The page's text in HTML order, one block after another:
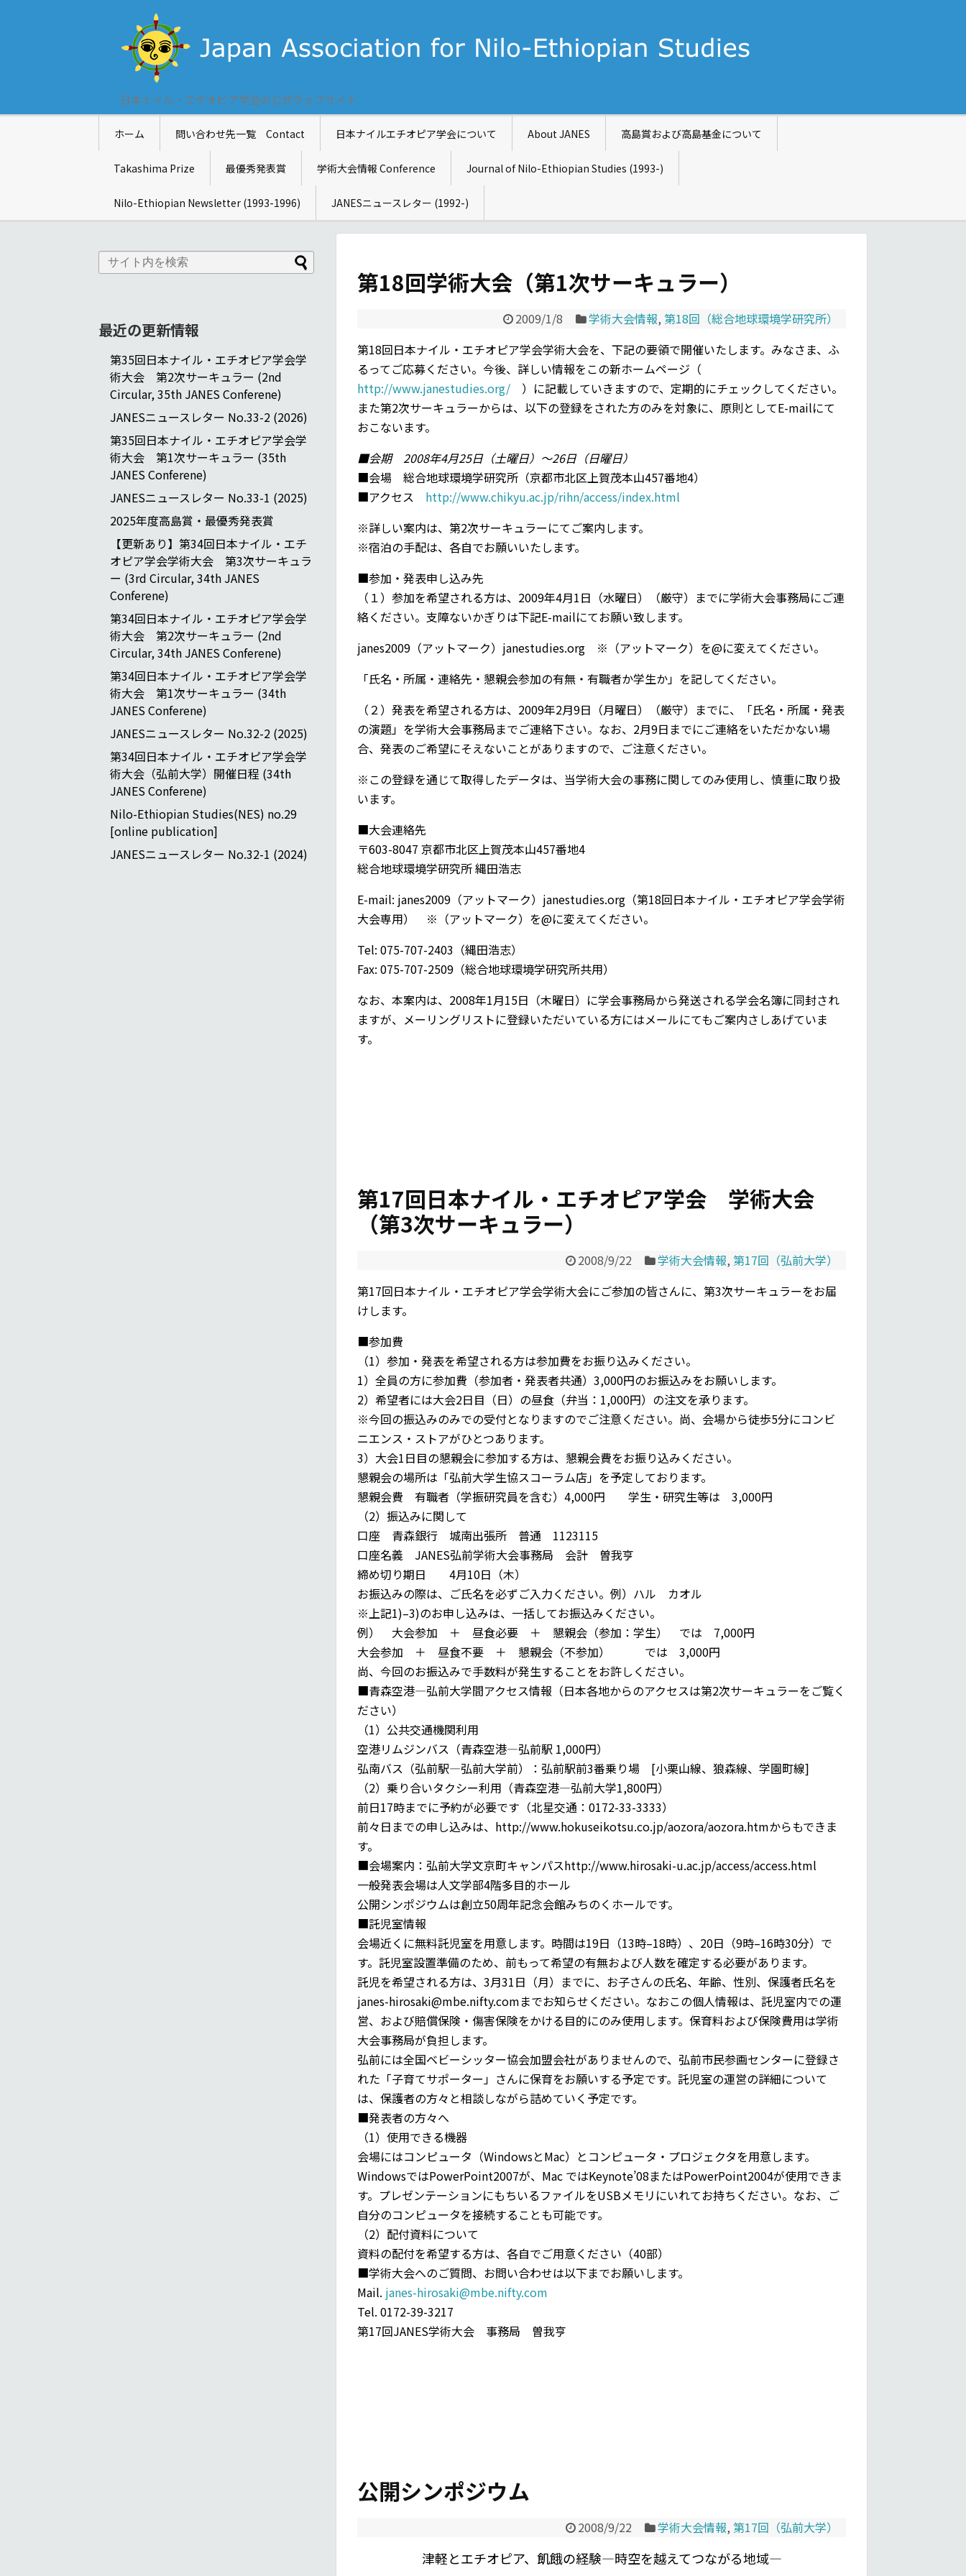
日本ナイル・エチオピア学会の公式ウェブサイト
ホーム 問い合わせ先一覧 Contact 日本ナイルエチオピア学会について About JANES 高島賞および高島基金について
Takashima Prize 最優秀発表賞 学術大会情報 Conference Journal of Nilo-Ethiopian Studies (1993-)
Nilo-Ethiopian Newsletter (1993-1996) JANESニュースレター (1992-)
第18回学術大会（第1次サーキュラー）
2009/1/8 学術大会情報, 第18回（総合地球環境学研究所）
第18回日本ナイル・エチオピア学会学術大会を、下記の要領で開催いたします。みなさま、ふ
るってご応募ください。今後、詳しい情報をこの新ホームページ（
http://www.janestudies.org/ ）に記載していきますので、定期的にチェックしてください。
また第2次サーキュラーからは、以下の登録をされた方のみを対象に、原則としてE-mailにて
おこないます。
■会期 2008年4月25日（土曜日）〜26日（日曜日）
■会場 総合地球環境学研究所（京都市北区上賀茂本山457番地4）
■アクセス http://www.chikyu.ac.jp/rihn/access/index.html
※詳しい案内は、第2次サーキュラーにてご案内します。
※宿泊の手配は、各自でお願いいたします。
■参加・発表申し込み先
（１）参加を希望される方は、2009年4月1日（水曜日）（厳守）までに学術大会事務局にご連
絡ください。支障ないかぎりは下記E-mailにてお願い致します。
janes2009（アットマーク）janestudies.org ※（アットマーク）を@に変えてください。
「氏名・所属・連絡先・懇親会参加の有無・有職者か学生か」を記してください。
（２）発表を希望される方は、2009年2月9日（月曜日）（厳守）までに、「氏名・所属・発表
の演題」を学術大会事務局までご連絡下さい。なお、2月9日までにご連絡をいただかない場
合、発表のご希望にそえないことがありますので、ご注意ください。
※この登録を通じて取得したデータは、当学術大会の事務に関してのみ使用し、慎重に取り扱
います。
■大会連絡先
〒603-8047 京都市北区上賀茂本山457番地4
総合地球環境学研究所 縄田浩志
E-mail: janes2009（アットマーク）janestudies.org（第18回日本ナイル・エチオピア学会学術
大会専用） ※（アットマーク）を@に変えてください。
Tel: 075-707-2403（縄田浩志）
Fax: 075-707-2509（総合地球環境学研究所共用）
なお、本案内は、2008年1月15日（木曜日）に学会事務局から発送される学会名簿に同封され
ますが、メーリングリストに登録いただいている方にはメールにてもご案内さしあげていま
す。
第17回日本ナイル・エチオピア学会 学術大会
（第3次サーキュラー）
2008/9/22 学術大会情報, 第17回（弘前大学）
第17回日本ナイル・エチオピア学会学術大会にご参加の皆さんに、第3次サーキュラーをお届
けします。
■参加費
（1）参加・発表を希望される方は参加費をお振り込みください。
1）全員の方に参加費（参加者・発表者共通）3,000円のお振込みをお願いします。
2）希望者には大会2日目（日）の昼食（弁当：1,000円）の注文を承ります。
※今回の振込みのみでの受付となりますのでご注意ください。尚、会場から徒歩5分にコンビ
ニエンス・ストアがひとつあります。
3）大会1日目の懇親会に参加する方は、懇親会費をお振り込みください。
懇親会の場所は「弘前大学生協スコーラム店」を予定しております。
懇親会費 有職者（学振研究員を含む）4,000円 学生・研究生等は 3,000円
（2）振込みに関して
口座 青森銀行 城南出張所 普通 1123115
口座名義 JANES弘前学術大会事務局 会計 曽我亨
締め切り期日 4月10日（木）
お振込みの際は、ご氏名を必ずご入力ください。例）ハル カオル
※上記1)–3)のお申し込みは、一括してお振込みください。
例） 大会参加 ＋ 昼食必要 ＋ 懇親会（参加：学生） では 7,000円
大会参加 ＋ 昼食不要 ＋ 懇親会（不参加） では 3,000円
尚、今回のお振込みで手数料が発生することをお許しください。
■青森空港—弘前大学間アクセス情報（日本各地からのアクセスは第2次サーキュラーをご覧く
ださい）
（1）公共交通機関利用
空港リムジンバス（青森空港—弘前駅 1,000円）
弘南バス（弘前駅—弘前大学前）：弘前駅前3番乗り場 [小栗山線、狼森線、学園町線]
（2）乗り合いタクシー利用（青森空港—弘前大学1,800円）
前日17時までに予約が必要です（北星交通：0172-33-3333）
前々日までの申し込みは、http://www.hokuseikotsu.co.jp/aozora/aozora.htmからもできま
す。
■会場案内：弘前大学文京町キャンパスhttp://www.hirosaki-u.ac.jp/access/access.html
一般発表会場は人文学部4階多目的ホール
公開シンポジウムは創立50周年記念会館みちのくホールです。
■託児室情報
会場近くに無料託児室を用意します。時間は19日（13時–18時）、20日（9時–16時30分）で
す。託児室設置準備のため、前もって希望の有無および人数を確定する必要があります。
託児を希望される方は、3月31日（月）までに、お子さんの氏名、年齢、性別、保護者氏名を
janes-hirosaki@mbe.nifty.comまでお知らせください。なおこの個人情報は、託児室内での運
営、および賠償保険・傷害保険をかける目的にのみ使用します。保育料および保険費用は学術
大会事務局が負担します。
弘前には全国ベビーシッター協会加盟会社がありませんので、弘前市民参画センターに登録さ
れた「子育てサポーター」さんに保育をお願いする予定です。託児室の運営の詳細について
は、保護者の方々と相談しながら詰めていく予定です。
■発表者の方々へ
（1）使用できる機器
会場にはコンピュータ（WindowsとMac）とコンピュータ・プロジェクタを用意します。
WindowsではPowerPoint2007が、Mac ではKeynote’08またはPowerPoint2004が使用できま
す。プレゼンテーションにもちいるファイルをUSBメモリにいれてお持ちください。なお、ご
自分のコンピュータを接続することも可能です。
（2）配付資料について
資料の配付を希望する方は、各自でご用意ください（40部）
■学術大会へのご質問、お問い合わせは以下までお願いします。
Mail. janes-hirosaki@mbe.nifty.com
Tel. 0172-39-3217
第17回JANES学術大会 事務局 曽我亨
公開シンポジウム
2008/9/22 学術大会情報, 第17回（弘前大学）
津軽とエチオピア、飢餓の経験—時空を越えてつながる地域—
最近の更新情報
第35回日本ナイル・エチオピア学会学
術大会 第2次サーキュラー (2nd
Circular, 35th JANES Conferene)
JANESニュースレター No.33-2 (2026)
第35回日本ナイル・エチオピア学会学
術大会 第1次サーキュラー (35th
JANES Conferene)
JANESニュースレター No.33-1 (2025)
2025年度高島賞・最優秀発表賞
【更新あり】第34回日本ナイル・エチ
オピア学会学術大会 第3次サーキュラ
ー (3rd Circular, 34th JANES
Conferene)
第34回日本ナイル・エチオピア学会学
術大会 第2次サーキュラー (2nd
Circular, 34th JANES Conferene)
第34回日本ナイル・エチオピア学会学
術大会 第1次サーキュラー (34th
JANES Conferene)
JANESニュースレター No.32-2 (2025)
第34回日本ナイル・エチオピア学会学
術大会（弘前大学）開催日程 (34th
JANES Conferene)
Nilo-Ethiopian Studies(NES) no.29
[online publication]
JANESニュースレター No.32-1 (2024)